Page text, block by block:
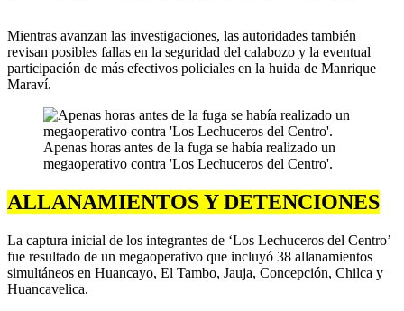
Mientras avanzan las investigaciones, las autoridades también
revisan posibles fallas en la seguridad del calabozo y la eventual
participación de más efectivos policiales en la huida de Manrique
Maraví.
Apenas horas antes de la fuga se había realizado un
megaoperativo contra 'Los Lechuceros del Centro'.
ALLANAMIENTOS Y DETENCIONES
La captura inicial de los integrantes de ‘Los Lechuceros del Centro’
fue resultado de un megaoperativo que incluyó 38 allanamientos
simultáneos en Huancayo, El Tambo, Jauja, Concepción, Chilca y
Huancavelica.